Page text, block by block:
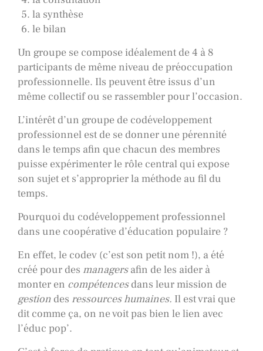
la synthèse
le bilan
Un groupe se compose idéalement de 4 à 8
participants de même niveau de préoccupation
professionnelle. Ils peuvent être issus d’un
même collectif ou se rassembler pour l’occasion.
L’intérêt d’un groupe de codéveloppement
professionnel est de se donner une pérennité
dans le temps afin que chacun des membres
puisse expérimenter le rôle central qui expose
son sujet et s’approprier la méthode au fil du
temps.
Pourquoi du codéveloppement professionnel
dans une coopérative d’éducation populaire ?
En effet, le codev (c’est son petit nom !), a été
créé pour des managersafin de les aider à
monter en compétencesdans leur mission de
gestion des ressources humaines. Il est vrai que
dit comme ça, on ne voit pas bien le lien avec
l’éduc pop’.